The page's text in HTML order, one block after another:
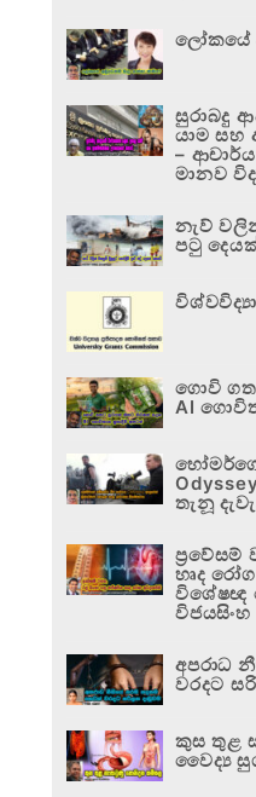
ලෝකයේ
සුරාබදු
යාම සහ
–
මානව
නැව්
පටු
ගොවි
AI
තැනූ
හෘද
විශේෂඥ
විජයසිංහ
අපරාධ
වරදට
කුස තුළ
වෛද්‍ය